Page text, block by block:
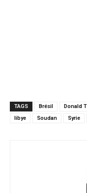
TAGS Brésil Donald
libye
Soudan Syrie